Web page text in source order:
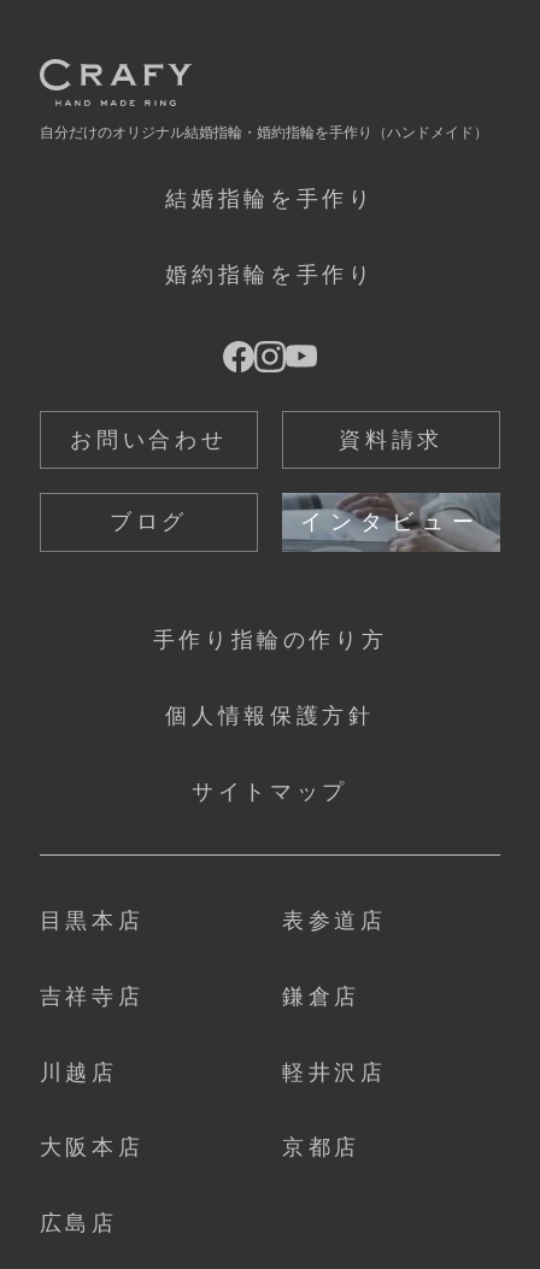
自分だけのオリジナル結婚指輪・婚約指輪を手作り （ハンドメイド）
結婚指輪を手作り
婚約指輪を手作り
お問い合わせ 資料請求
ブログ インタビュー
手作り指輪の作り方
個人情報保護方針
サイトマップ
目黒本店 表参道店
吉祥寺店 鎌倉店
川越店 軽井沢店
大阪本店 京都店
広島店